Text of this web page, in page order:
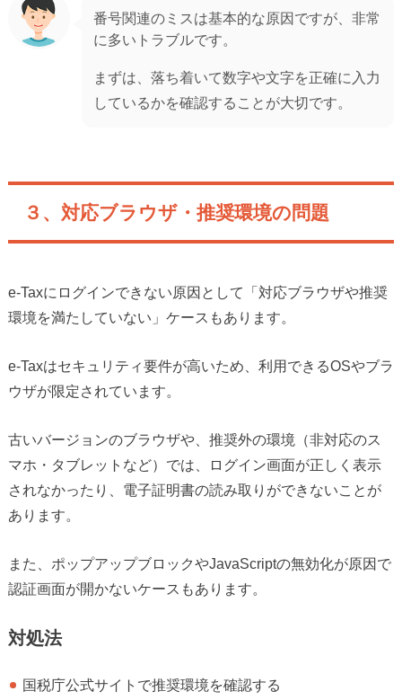
番号関連のミスは基本的な原因ですが、非常
に多いトラブルです。
まずは、落ち着いて数字や文字を正確に入力
しているかを確認することが大切です。
３、対応ブラウザ・推奨環境の問題
e-Taxにログインできない原因として「対応ブラウザや推奨
環境を満たしていない」ケースもあります。
e-Taxはセキュリティ要件が高いため、利用できるOSやブラ
ウザが限定されています。
古いバージョンのブラウザや、推奨外の環境（非対応のス
マホ・タブレットなど）では、ログイン画面が正しく表示
されなかったり、電子証明書の読み取りができないことが
あります。
また、ポップアップブロックやJavaScriptの無効化が原因で
認証画面が開かないケースもあります。
対処法
国税庁公式サイトで推奨環境を確認する